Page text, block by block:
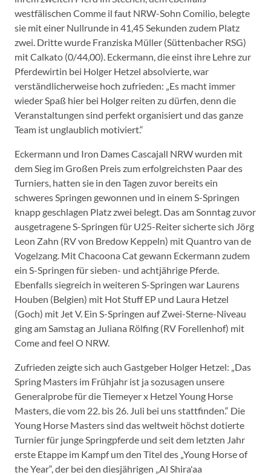
westfälischen Comme il faut NRW-Sohn Comilio, belegte
sie mit einer Nullrunde in 41,45 Sekunden zudem Platz
zwei. Dritte wurde Franziska Müller (Süttenbacher RSG)
mit Calkato (0/44,00). Eckermann, die einst ihre Lehre zur
Pferdewirtin bei Holger Hetzel absolvierte, war
verständlicherweise hoch zufrieden: „Es macht immer
wieder Spaß hier bei Holger reiten zu dürfen, denn die
Veranstaltungen sind perfekt organisiert und das ganze
Team ist unglaublich motiviert.“
Eckermann und Iron Dames Cascajall NRW wurden mit
dem Sieg im Großen Preis zum erfolgreichsten Paar des
Turniers, hatten sie in den Tagen zuvor bereits ein
schweres Springen gewonnen und in einem S-Springen
knapp geschlagen Platz zwei belegt. Das am Sonntag zuvor
ausgetragene S-Springen für U25-Reiter sicherte sich Jörg
Leon Zahn (RV von Bredow Keppeln) mit Quantro van de
Vogelzang. Mit Chacoona Cat gewann Eckermann zudem
ein S-Springen für sieben- und achtjährige Pferde.
Ebenfalls siegreich in weiteren S-Springen war Laurens
Houben (Belgien) mit Hot Stuff EP und Laura Hetzel
(Goch) mit Jet V. Ein S-Springen auf Zwei-Sterne-Niveau
ging am Samstag an Juliana Rölfing (RV Forellenhof) mit
Come and feel O NRW.
Zufrieden zeigte sich auch Gastgeber Holger Hetzel: „Das
Spring Masters im Frühjahr ist ja sozusagen unsere
Generalprobe für die Tiemeyer x Hetzel Young Horse
Masters, die vom 22. bis 26. Juli bei uns stattfinden.“ Die
Young Horse Masters sind das weltweit höchst dotierte
Turnier für junge Springpferde und seit dem letzten Jahr
erste Etappe im Kampf um den Titel des „Young Horse of
the Year“, der bei den diesjährigen „Al Shira'aa